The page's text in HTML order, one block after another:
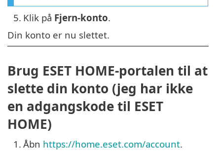
5. Klik på Fjern-konto.
Din konto er nu slettet.
Brug ESET HOME-portalen til at
slette din konto (jeg har ikke
en adgangskode til ESET
HOME)
1. Åbn https://home.eset.com/account.